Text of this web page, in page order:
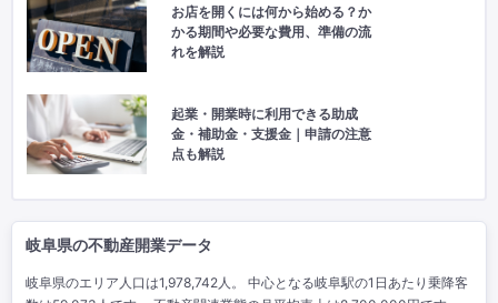
お店を開くには何から始める？か
かる期間や必要な費用、準備の流
れを解説
起業・開業時に利用できる助成
金・補助金・支援金｜申請の注意
点も解説
岐阜県の不動産開業データ
岐阜県のエリア人口は1,978,742人。 中心となる岐阜駅の1日あたり乗降客